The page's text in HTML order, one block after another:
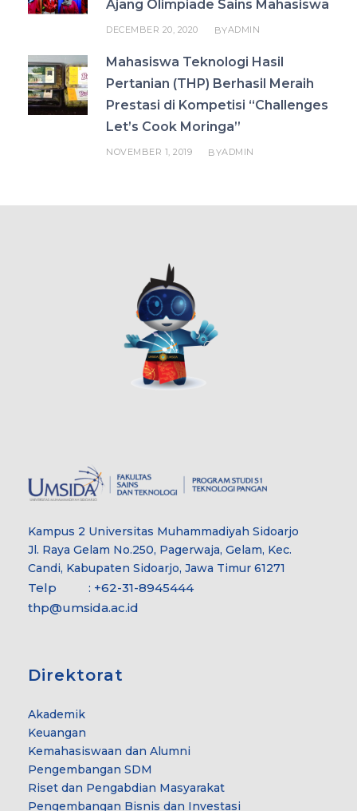
Ajang Olimpiade Sains Mahasiswa
DECEMBER 20, 2020 BYADMIN
Mahasiswa Teknologi Hasil
Pertanian (THP) Berhasil Meraih
Prestasi di Kompetisi “Challenges
Let’s Cook Moringa”
NOVEMBER 1, 2019 BYADMIN
Kampus 2 Universitas Muhammadiyah Sidoarjo
Jl. Raya Gelam No.250, Pagerwaja, Gelam, Kec.
Candi, Kabupaten Sidoarjo, Jawa Timur 61271
Telp : +62-31-8945444
thp@umsida.ac.id
Direktorat
Akademik
Keuangan
Kemahasiswaan dan Alumni
Pengembangan SDM
Riset dan Pengabdian Masyarakat
Pengembangan Bisnis dan Investasi